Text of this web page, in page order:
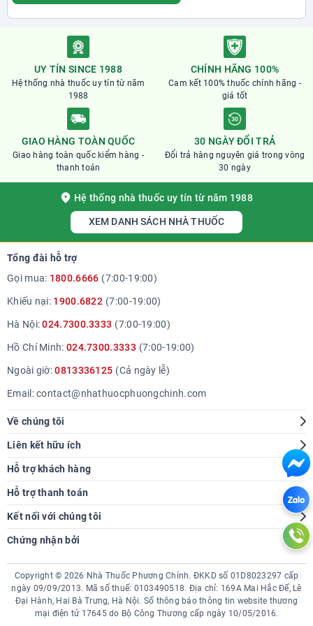
5. Tích điểm đơn hàng
Khi mua Nature's Way Kids Smart Vita Gummies
Vitamin C + ZinC tại nhà thuốc Phương Chính Quý
khách sẽ được tích điểm trên mỗi đơn hàng và được
quy ra tiền mặt để được trừ vào đơn hàng kế tiếp.
UY TÍN SINCE 1988
Hệ thống nhà thuốc uy tín từ năm
1988
CHÍNH HÃNG 100%
Cam kết 100% thuốc chính hãng -
giá tốt
GIAO HÀNG TOÀN QUỐC
Giao hàng toàn quốc kiểm hàng -
thanh toán
30 NGÀY ĐỔI TRẢ
Đổi trả hàng nguyên giá trong vòng
30 ngày
Hệ thống nhà thuốc uy tín từ năm 1988
XEM DANH SÁCH NHÀ THUỐC
Tổng đài hỗ trợ
Gọi mua: 1800.6666 (7:00-19:00)
Khiếu nại: 1900.6822 (7:00-19:00)
Hà Nội:024.7300.3333 (7:00-19:00)
Hồ Chí Minh: 024.7300.3333 (7:00-19:00)
Ngoài giờ:0813336125 (Cả ngày lễ)
Email:contact@nhathuocphuongchinh.com
Về chúng tôi
Giới thiệu
Hệ thống cửa hàng
Báo chí nói về chúng tôi
Thông tin tuyển dụng
Liên hệ hợp tác
Liên kết hữu ích
Tra cứu bệnh
Góc sức khoẻ
Hỗ trợ khách hàng
Hướng dẫn mua hàng
Chính sách giao hàng
Chính sách thanh toán
Chính sách tích điểm
Chính sách bảo hành đổi trả
Chính sách bảo mật
Hỗ trợ thanh toán
Kết nối với chúng tôi
Chứng nhận bởi
Copyright © 2026 Nhà Thuốc Phương Chính. ĐKKD số 01D8023297 cấp
ngày 09/09/2013. Mã số thuế: 0103490518. Địa chỉ: 169A Mai Hắc Đế, Lê
Đại Hành, Hai Bà Trưng, Hà Nội. Số thông báo thông tin website thương
mại điện tử 17645 do Bộ Công Thương cấp ngày 10/05/2016.